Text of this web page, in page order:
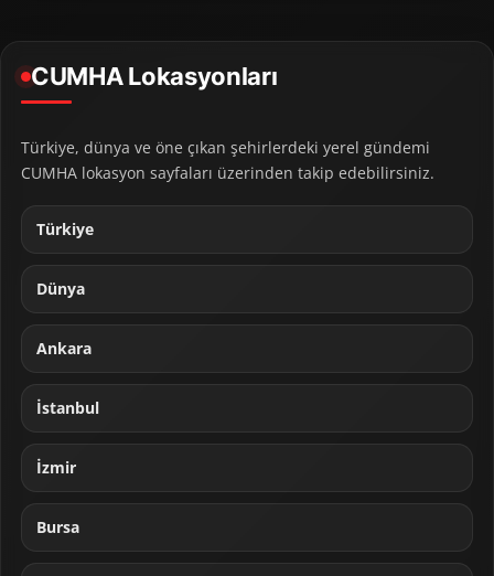
CUMHA Lokasyonları
Türkiye, dünya ve öne çıkan şehirlerdeki yerel gündemi
CUMHA lokasyon sayfaları üzerinden takip edebilirsiniz.
Türkiye
Dünya
Ankara
İstanbul
İzmir
Bursa